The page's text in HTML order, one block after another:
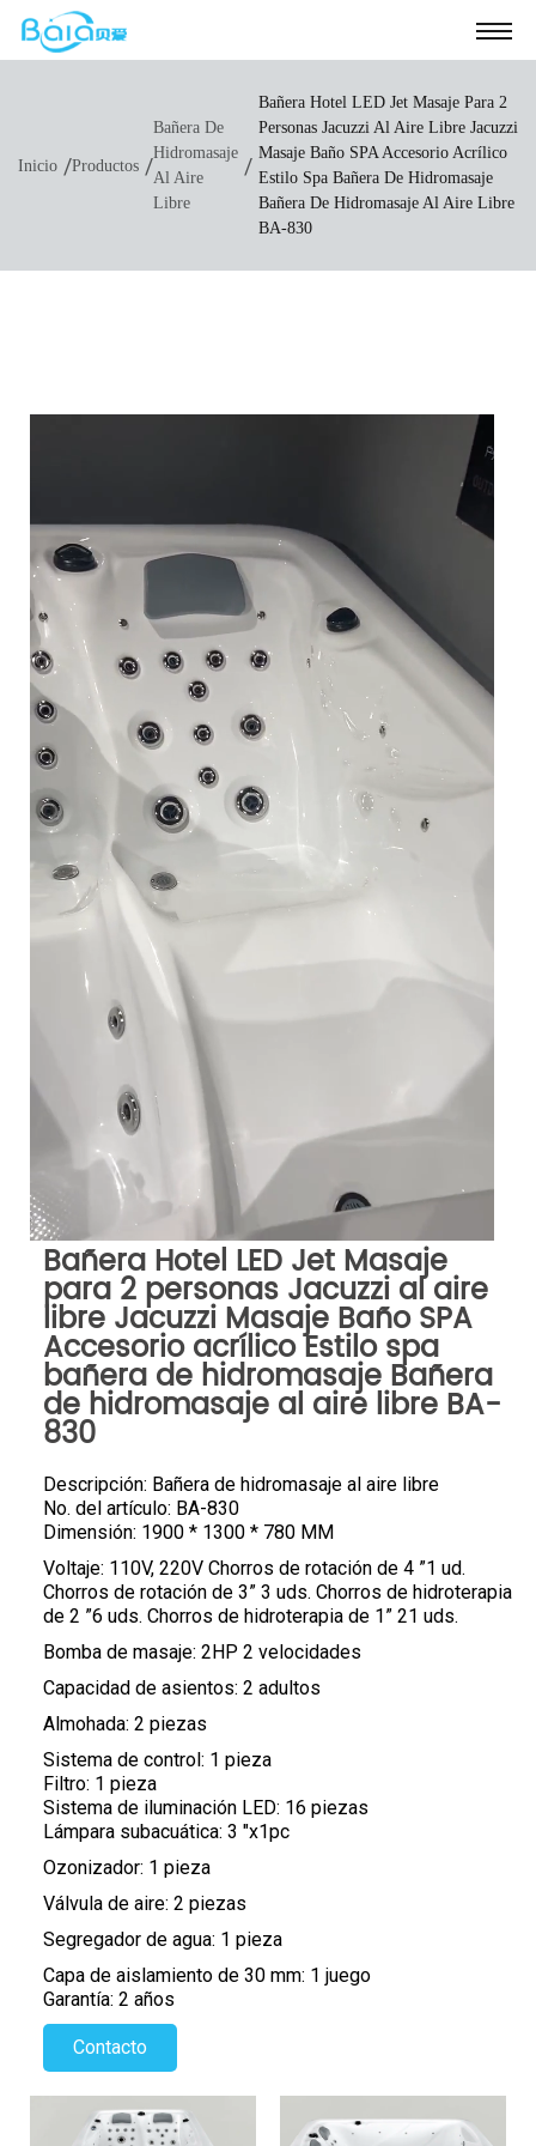
Inicio /Productos /
Bañera De
Hidromasaje
Al Aire
Libre
/
Bañera Hotel LED Jet Masaje Para 2
Personas Jacuzzi Al Aire Libre Jacuzzi
Masaje Baño SPA Accesorio Acrílico
Estilo Spa Bañera De Hidromasaje
Bañera De Hidromasaje Al Aire Libre
BA-830
Bañera Hotel LED Jet Masaje
para 2 personas Jacuzzi al aire
libre Jacuzzi Masaje Baño SPA
Accesorio acrílico Estilo spa
bañera de hidromasaje Bañera
de hidromasaje al aire libre BA-
830
Descripción: Bañera de hidromasaje al aire libre
No. del artículo: BA-830
Dimensión: 1900 * 1300 * 780 MM
Voltaje: 110V, 220V Chorros de rotación de 4 ”1 ud.
Chorros de rotación de 3” 3 uds. Chorros de hidroterapia
de 2 ”6 uds. Chorros de hidroterapia de 1” 21 uds.
Bomba de masaje: 2HP 2 velocidades
Capacidad de asientos: 2 adultos
Almohada: 2 piezas
Sistema de control: 1 pieza
Filtro: 1 pieza
Sistema de iluminación LED: 16 piezas
Lámpara subacuática: 3 "x1pc
Ozonizador: 1 pieza
Válvula de aire: 2 piezas
Segregador de agua: 1 pieza
Capa de aislamiento de 30 mm: 1 juego
Garantía: 2 años
Contacto